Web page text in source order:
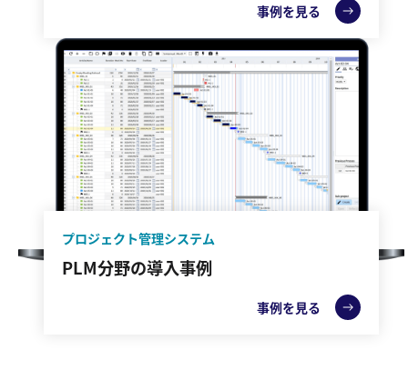
事例を見る
プロジェクト管理システム
PLM分野の導入事例
事例を見る